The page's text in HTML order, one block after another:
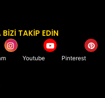
TAKİP EDİN
Youtube Pinterest